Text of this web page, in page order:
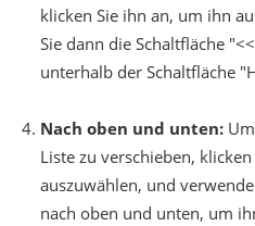
klicken Sie ihn an, um ihn
Sie dann die Schaltfläche
unterhalb der Schaltfläche
Nach oben und unten:
Liste zu verschieben,
auszuwählen, und
nach oben und unten, um